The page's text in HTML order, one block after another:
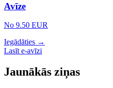
Avīze
No 9.50 EUR
Iegādāties →
Lasīt e-avīzi
Jaunākās ziņas